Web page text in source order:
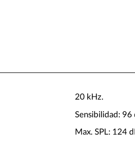
20 kHz.
Sensibilidad: 96
Max. SPL: 124